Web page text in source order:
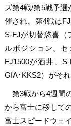
ズ第4戦/第5戦予
催され、第4戦は
S-FJが切替悠喜（
ルポジション。
FJ1500が酒井、
GIA･KKS2）がそ
第3戦から4週間
から富士に移して
富士スピードウェ